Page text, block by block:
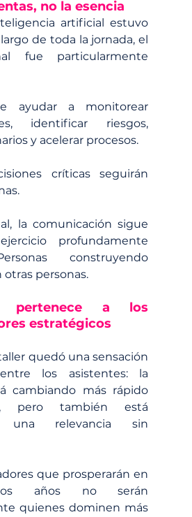
no la esencia
artificial estuvo
de toda la jornada, el
fue particularmente
ayudar a monitorear
identificar riesgos,
y acelerar procesos.
críticas seguirán
la comunicación sigue
profundamente
construyendo
personas.
pertenece a los
estratégicos
quedó una sensación
los asistentes: la
cambiando más rápido
pero también está
una relevancia sin
que prosperarán en
años no serán
quienes dominen más